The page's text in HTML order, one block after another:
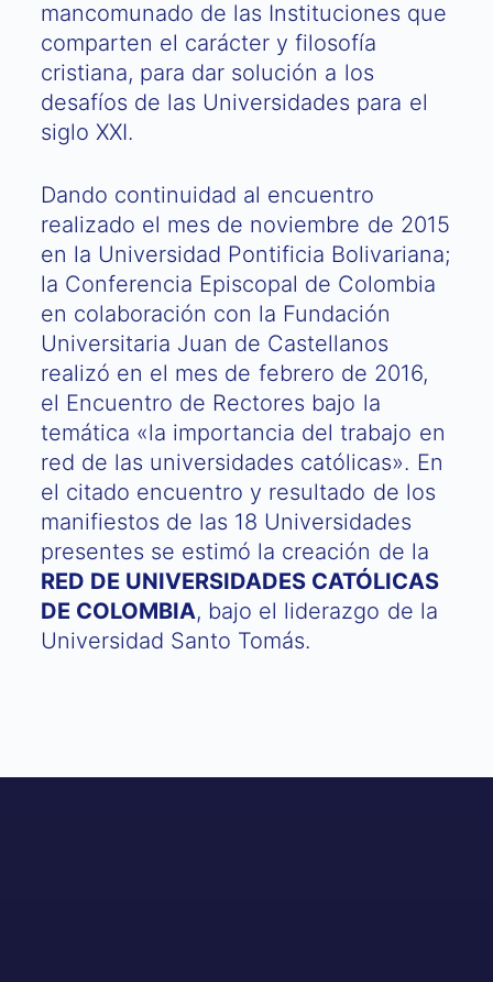
mancomunado de las Instituciones que
comparten el carácter y filosofía
cristiana, para dar solución a los
desafíos de las Universidades para el
siglo XXI.
Dando continuidad al encuentro
realizado el mes de noviembre de 2015
en la Universidad Pontificia Bolivariana;
la Conferencia Episcopal de Colombia
en colaboración con la Fundación
Universitaria Juan de Castellanos
realizó en el mes de febrero de 2016,
el Encuentro de Rectores bajo la
temática «la importancia del trabajo en
red de las universidades católicas». En
el citado encuentro y resultado de los
manifiestos de las 18 Universidades
presentes se estimó la creación de la
RED DE UNIVERSIDADES CATÓLICAS
DE COLOMBIA, bajo el liderazgo de la
Universidad Santo Tomás.